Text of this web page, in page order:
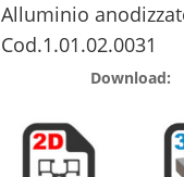
Alluminio
Cod.1.01.02.0031
Download: